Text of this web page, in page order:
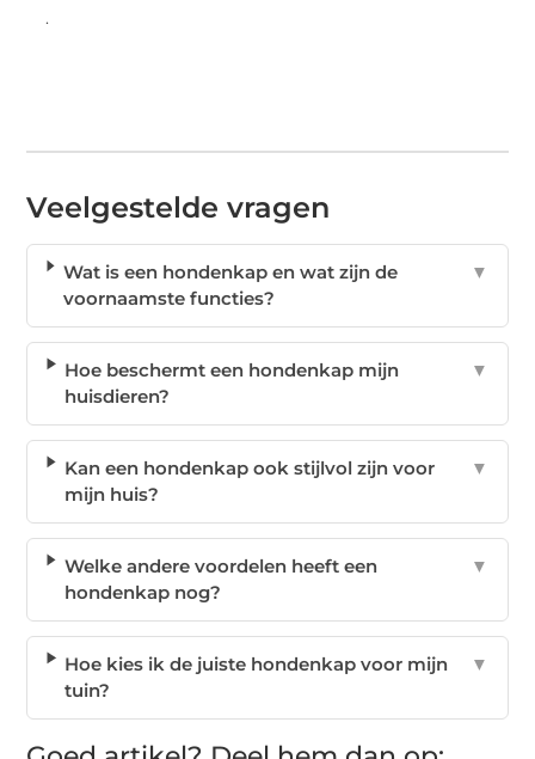
.
Veelgestelde vragen
Wat is een hondenkap en wat zijn de
voornaamste functies?
▼
Hoe beschermt een hondenkap mijn
huisdieren?
▼
Kan een hondenkap ook stijlvol zijn voor
mijn huis?
▼
Welke andere voordelen heeft een
hondenkap nog?
▼
Hoe kies ik de juiste hondenkap voor mijn
tuin?
▼